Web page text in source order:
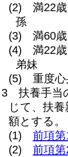
(2)
満22
孫
(3)
満60
(4)
満22
弟妹
(5)
重度
3
扶養手当
じて、扶
額とする。
(1)
前項
(2)
前項